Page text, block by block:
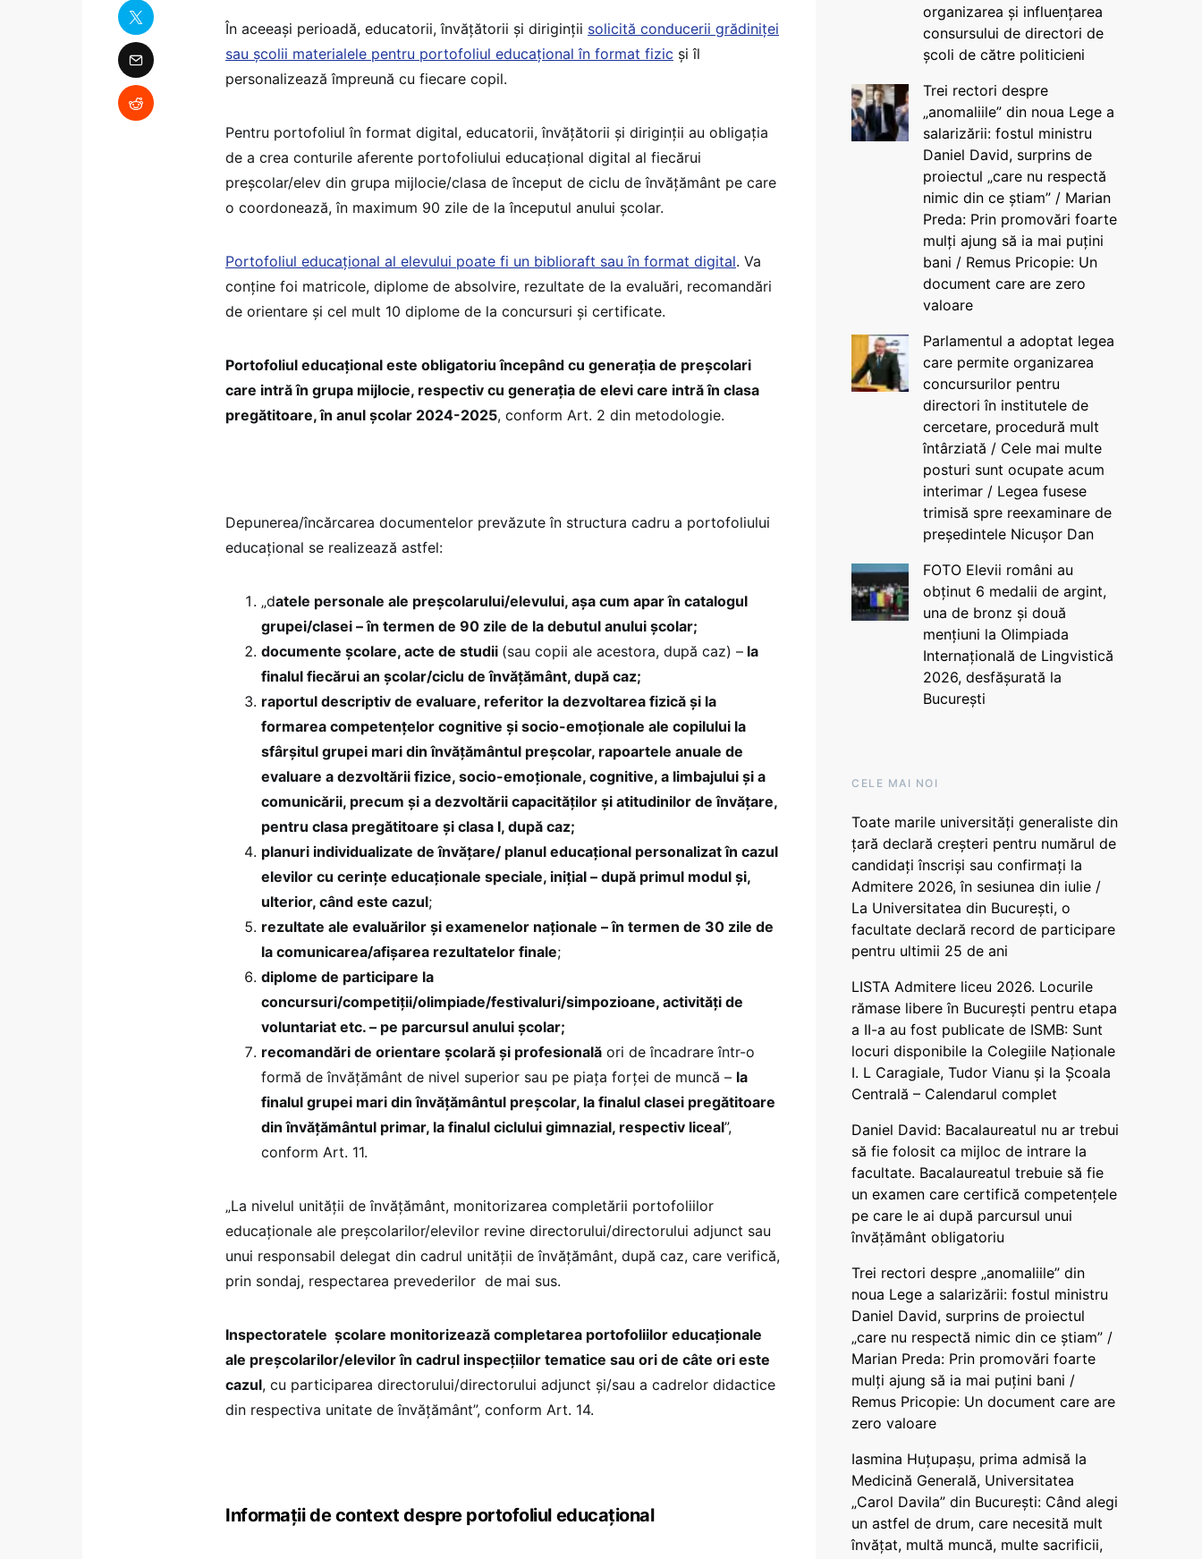
În aceeași perioadă, educatorii, învățătorii și diriginții solicită conducerii grădiniței
sau școlii materialele pentru portofoliul educațional în format fizic și îl
personalizează împreună cu fiecare copil.
Pentru portofoliul în format digital, educatorii, învățătorii și diriginții au obligația
de a crea conturile aferente portofoliului educațional digital al fiecărui
preșcolar/elev din grupa mijlocie/clasa de început de ciclu de învățământ pe care
o coordonează, în maximum 90 zile de la începutul anului școlar.
Portofoliul educațional al elevului poate fi un biblioraft sau în format digital. Va
conține foi matricole, diplome de absolvire, rezultate de la evaluări, recomandări
de orientare și cel mult 10 diplome de la concursuri și certificate.
Portofoliul educațional este obligatoriu începând cu generația de preșcolari
care intră în grupa mijlocie, respectiv cu generația de elevi care intră în clasa
pregătitoare, în anul școlar 2024-2025, conform Art. 2 din metodologie.
Depunerea/încărcarea documentelor prevăzute în structura cadru a portofoliului
educațional se realizează astfel:
„datele personale ale preșcolarului/elevului, așa cum apar în catalogul
grupei/clasei – în termen de 90 zile de la debutul anului școlar;
documente școlare, acte de studii (sau copii ale acestora, după caz) – la
finalul fiecărui an școlar/ciclu de învățământ, după caz;
raportul descriptiv de evaluare, referitor la dezvoltarea fizică și la
formarea competențelor cognitive și socio-emoționale ale copilului la
sfârșitul grupei mari din învățământul preșcolar, rapoartele anuale de
evaluare a dezvoltării fizice, socio-emoţionale, cognitive, a limbajului şi a
comunicării, precum şi a dezvoltării capacităţilor şi atitudinilor de învăţare,
pentru clasa pregătitoare şi clasa I, după caz;
planuri individualizate de învățare/ planul educațional personalizat în cazul
elevilor cu cerințe educaționale speciale, inițial – după primul modul și,
ulterior, când este cazul;
rezultate ale evaluărilor și examenelor naționale – în termen de 30 zile de
la comunicarea/afișarea rezultatelor finale;
diplome de participare la
concursuri/competiții/olimpiade/festivaluri/simpozioane, activități de
voluntariat etc. – pe parcursul anului școlar;
recomandări de orientare școlară și profesională ori de încadrare într-o
formă de învățământ de nivel superior sau pe piața forței de muncă – la
finalul grupei mari din învățământul preșcolar, la finalul clasei pregătitoare
din învățământul primar, la finalul ciclului gimnazial, respectiv liceal”,
conform Art. 11.
„La nivelul unității de învățământ, monitorizarea completării portofoliilor
educaționale ale preșcolarilor/elevilor revine directorului/directorului adjunct sau
unui responsabil delegat din cadrul unității de învățământ, după caz, care verifică,
prin sondaj, respectarea prevederilor de mai sus.
Inspectoratele școlare monitorizează completarea portofoliilor educaționale
ale preșcolarilor/elevilor în cadrul inspecțiilor tematice sau ori de câte ori este
cazul, cu participarea directorului/directorului adjunct și/sau a cadrelor didactice
din respectiva unitate de învățământ”, conform Art. 14.
Informații de context despre portofoliul educațional
organizarea și influențarea
consursului de directori de
școli de către politicieni
Trei rectori despre
„anomaliile” din noua Lege a
salarizării: fostul ministru
Daniel David, surprins de
proiectul „care nu respectă
nimic din ce știam” / Marian
Preda: Prin promovări foarte
mulți ajung să ia mai puțini
bani / Remus Pricopie: Un
document care are zero
valoare
Parlamentul a adoptat legea
care permite organizarea
concursurilor pentru
directori în institutele de
cercetare, procedură mult
întârziată / Cele mai multe
posturi sunt ocupate acum
interimar / Legea fusese
trimisă spre reexaminare de
președintele Nicușor Dan
FOTO Elevii români au
obținut 6 medalii de argint,
una de bronz și două
mențiuni la Olimpiada
Internațională de Lingvistică
2026, desfășurată la
București
CELE MAI NOI
Toate marile universități generaliste din
țară declară creșteri pentru numărul de
candidați înscriși sau confirmați la
Admitere 2026, în sesiunea din iulie /
La Universitatea din București, o
facultate declară record de participare
pentru ultimii 25 de ani
LISTA Admitere liceu 2026. Locurile
rămase libere în București pentru etapa
a II-a au fost publicate de ISMB: Sunt
locuri disponibile la Colegiile Naționale
I. L Caragiale, Tudor Vianu și la Școala
Centrală – Calendarul complet
Daniel David: Bacalaureatul nu ar trebui
să fie folosit ca mijloc de intrare la
facultate. Bacalaureatul trebuie să fie
un examen care certifică competențele
pe care le ai după parcursul unui
învățământ obligatoriu
Trei rectori despre „anomaliile” din
noua Lege a salarizării: fostul ministru
Daniel David, surprins de proiectul
„care nu respectă nimic din ce știam” /
Marian Preda: Prin promovări foarte
mulți ajung să ia mai puțini bani /
Remus Pricopie: Un document care are
zero valoare
Iasmina Huțupașu, prima admisă la
Medicină Generală, Universitatea
„Carol Davila” din București: Când alegi
un astfel de drum, care necesită mult
învățat, multă muncă, multe sacrificii,